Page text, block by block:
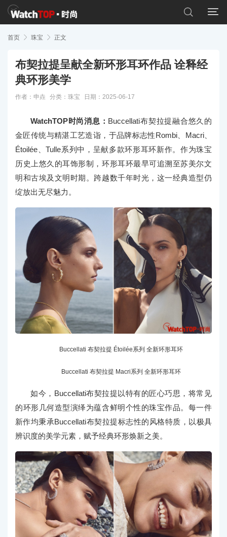


首页  珠宝  正文
布契拉提呈献全新环形耳环作品 诠释经
典环形美学
作者：申垚 分类： 珠宝 日期：2025-06-17
WatchTOP时尚消息： Buccellati布契拉提融合悠久的
金匠传统与精湛工艺造诣，于品牌标志性Rombi、Macri、
Étoilée、Tulle系列中，呈献多款环形耳环新作。作为珠宝
历史上悠久的耳饰形制，环形耳环最早可追溯至苏美尔文
明和古埃及文明时期。跨越数千年时光，这一经典造型仍
绽放出无尽魅力。
Buccellati 布契拉提 Étoilée系列 全新环形耳环
Buccellati 布契拉提 Macri系列 全新环形耳环
如今，Buccellati布契拉提以特有的匠心巧思，将常见
的环形几何造型演绎为蕴含鲜明个性的珠宝作品。每一件
新作均秉承Buccellati布契拉提标志性的风格特质，以极具
辨识度的美学元素，赋予经典环形焕新之美。